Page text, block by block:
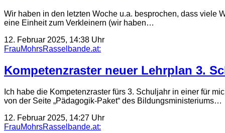
Wir haben in den letzten Woche u.a. besprochen, dass viele
eine Einheit zum Verkleinern (wir haben…
12. Februar 2025, 14:38 Uhr
FrauMohrsRasselbande.at:
Kompetenzraster neuer Lehrplan 3.
Ich habe die Kompetenzraster fürs 3. Schuljahr in einer für
von der Seite „Pädagogik-Paket“ des Bildungsministeriums…
12. Februar 2025, 14:27 Uhr
FrauMohrsRasselbande.at: